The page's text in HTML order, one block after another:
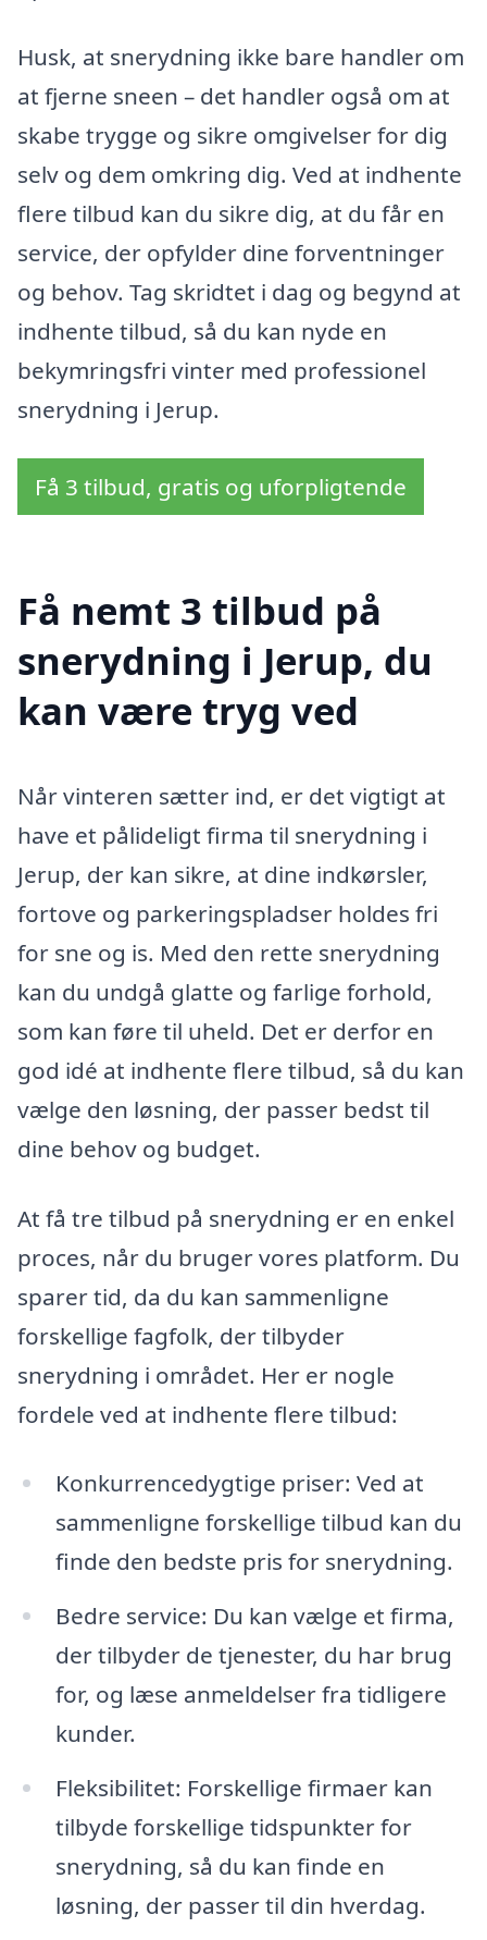
Husk, at snerydning ikke bare handler om
at fjerne sneen – det handler også om at
skabe trygge og sikre omgivelser for dig
selv og dem omkring dig. Ved at indhente
flere tilbud kan du sikre dig, at du får en
service, der opfylder dine forventninger
og behov. Tag skridtet i dag og begynd at
indhente tilbud, så du kan nyde en
bekymringsfri vinter med professionel
snerydning i Jerup.
Få 3 tilbud, gratis og uforpligtende
Få nemt 3 tilbud på
snerydning i Jerup, du
kan være tryg ved
Når vinteren sætter ind, er det vigtigt at
have et pålideligt firma til snerydning i
Jerup, der kan sikre, at dine indkørsler,
fortove og parkeringspladser holdes fri
for sne og is. Med den rette snerydning
kan du undgå glatte og farlige forhold,
som kan føre til uheld. Det er derfor en
god idé at indhente flere tilbud, så du kan
vælge den løsning, der passer bedst til
dine behov og budget.
At få tre tilbud på snerydning er en enkel
proces, når du bruger vores platform. Du
sparer tid, da du kan sammenligne
forskellige fagfolk, der tilbyder
snerydning i området. Her er nogle
fordele ved at indhente flere tilbud:
Konkurrencedygtige priser: Ved at
sammenligne forskellige tilbud kan du
finde den bedste pris for snerydning.
Bedre service: Du kan vælge et firma,
der tilbyder de tjenester, du har brug
for, og læse anmeldelser fra tidligere
kunder.
Fleksibilitet: Forskellige firmaer kan
tilbyde forskellige tidspunkter for
snerydning, så du kan finde en
løsning, der passer til din hverdag.